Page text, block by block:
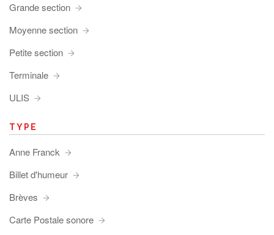
Grande section
Moyenne section
Petite section
Terminale
ULIS
TYPE
Anne Franck
Billet d'humeur
Brèves
Carte Postale sonore